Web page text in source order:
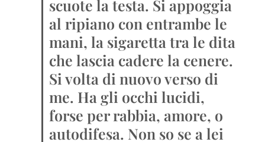
scuote la testa. Si appoggia
al ripiano con entrambe le
mani, la sigaretta tra le dita
che lascia cadere la cenere.
Si volta di nuovo verso di
me. Ha gli occhi lucidi,
forse per rabbia, amore, o
autodifesa. Non so se a lei